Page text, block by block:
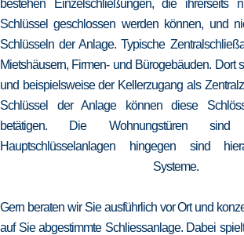
bestehen Einzelschließungen, die ihrerseits
Schlüssel geschlossen werden können, und
Schlüsseln der Anlage. Typische
Mietshäusern, Firmen- und Bürogebäuden. Dort
und beispielsweise der Kellerzugang als
Schlüssel der Anlage können diese
betätigen. Die Wohnungstüren sind
Hauptschlüsselanlagen hingegen sind
Systeme.
Gern beraten wir Sie ausführlich vor Ort und
auf Sie abgestimmte Schliessanlage. Dabei